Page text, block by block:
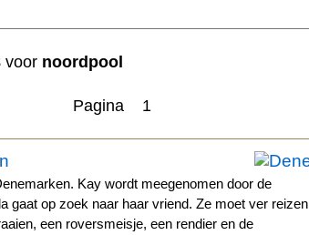
voor noordpool
Pagina 1
Kay wordt meegenomen door de
gaat op zoek naar haar vriend. Ze moet ver reizen
een roversmeisje, een rendier en de